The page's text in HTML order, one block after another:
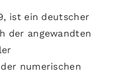
ist ein deutscher
der angewandten
numerischen